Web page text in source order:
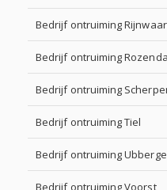
Bedrijf ontruiming
Bedrijf ontruiming
Bedrijf ontruiming
Bedrijf ontruiming Tiel
Bedrijf ontruiming
Bedrijf ontruiming Voorst